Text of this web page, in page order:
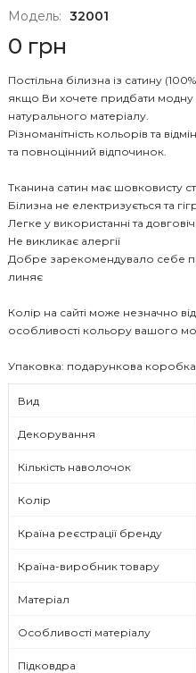
Модель: 32001
0 грн
Вид
Декорування
Кількість наволочок
Колір
Країна реєстрації бренду
Країна-виробник товару
Матеріал
Особливості матеріалу
Підковдра
Постільна білизна із сатину
якщо Ви хочете придбати модну
натурального матеріалу.
Різноманітність кольорів та
та повноцінний відпочинок.
Тканина сатин має шовковисту
Білизна не електризується та
Легке у використанні та
Не викликає алергії
Добре зарекомендувало себе
линяє
Колір на сайті може незначно
особливості кольору вашого
Упаковка: подарункова